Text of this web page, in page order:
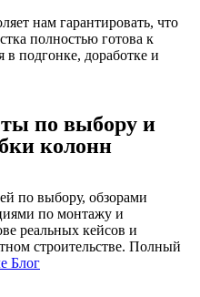
нам гарантировать, что
полностью готова к
подгонке, доработке и
по выбору и
колонн
по выбору, обзорами
по монтажу и
реальных кейсов и
строительстве. Полный
Блог